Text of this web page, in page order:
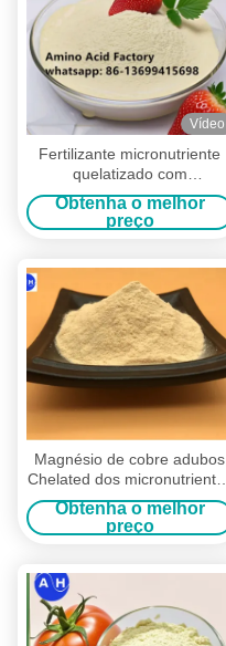
Vídeo
Fertilizante micronutriente
quelatizado com
aminoácidos para a
qualidade da fruta
Obtenha o melhor
preço
Magnésio de cobre adubos
Chelated dos micronutrientes
e adubo Chelated do zinco
Obtenha o melhor
preço